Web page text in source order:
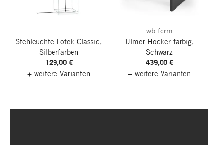
Stehleuchte Lotek Classic,
Silberfarben
129,00 €
+ weitere Varianten
wb form
Ulmer Hocker farbig,
Schwarz
439,00 €
+ weitere Varianten